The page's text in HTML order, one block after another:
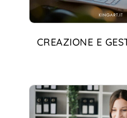
CREAZIONE E